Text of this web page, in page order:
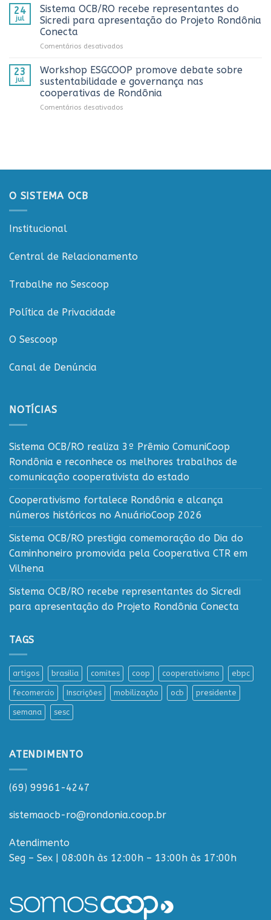
de
comunicação
cooperativista
no
AnuárioCoop
2026
OCB/RO
prestigia
comemoração
Caminhoneiro
promovida
pela
Cooperativa
24
jul
Sistema OCB/RO recebe representantes do
Sicredi para apresentação do Projeto Rondônia
Conecta
Comentários desativados
OCB/RO
recebe
representantes
do
Conecta
23
jul
Workshop ESGCOOP promove debate sobre
sustentabilidade e governança nas
cooperativas de Rondônia
Comentários desativados
sustentabilidade
O SISTEMA OCB
Institucional
Central de Relacionamento
Trabalhe no Sescoop
Política de Privacidade
O Sescoop
Canal de Denúncia
NOTÍCIAS
Sistema OCB/RO realiza 3º Prêmio ComuniCoop
Rondônia e reconhece os melhores trabalhos de
comunicação cooperativista do estado
Cooperativismo fortalece Rondônia e alcança
números históricos no AnuárioCoop 2026
Sistema OCB/RO prestigia comemoração do Dia do
Caminhoneiro promovida pela Cooperativa CTR em
Vilhena
Sistema OCB/RO recebe representantes do Sicredi
para apresentação do Projeto Rondônia Conecta
TAGS
artigos brasilia comites coop cooperativismo ebpc
fecomercio Inscrições mobilização ocb presidente
semana sesc
ATENDIMENTO
(69) 99961-4247
sistemaocb-ro@rondonia.coop.br
Atendimento
Seg – Sex | 08:00h às 12:00h – 13:00h às 17:00h